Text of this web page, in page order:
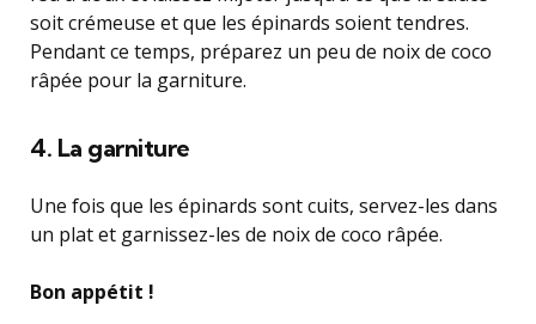
soit crémeuse et que les épinards soient tendres.
Pendant ce temps, préparez un peu de noix de coco
râpée pour la garniture.
4. La garniture
Une fois que les épinards sont cuits, servez-les dans
un plat et garnissez-les de noix de coco râpée.
Bon appétit !